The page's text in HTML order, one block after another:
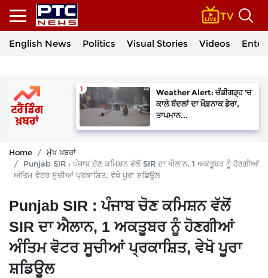
English News Politics Visual Stories Videos
Weather Alert: ਚੰਡੀਗੜ੍ਹ 'ਚ
ਕਾਲੇ ਬੱਦਲਾਂ ਦਾ ਖ਼ੌਫ਼ਨਾਕ ਡੇਰਾ,
ਤਾਪਮਾਨ...
Home
ਮੁੱਖ ਖਬਰਾਂ
Punjab SIR : ਪੰਜਾਬ ਚੋਣ ਕਮਿਸ਼ਨ ਵੱਲੋਂ SIR ਦਾ ਐਲਾਨ, 1 ਅਕਤੂਬਰ ਨੂੰ ਹੋਣਗੀਆਂ
ਅੰਤਿਮ ਵੋਟਰ ਸੂਚੀਆਂ ਪ੍ਰਕਾਸ਼ਿਤ, ਵੇਖੋ ਪੂਰਾ ਸ਼ਡਿਊਲ
Punjab SIR : ਪੰਜਾਬ ਚੋਣ ਕਮਿਸ਼ਨ ਵੱਲੋਂ
SIR ਦਾ ਐਲਾਨ, 1 ਅਕਤੂਬਰ ਨੂੰ ਹੋਣਗੀਆਂ
ਅੰਤਿਮ ਵੋਟਰ ਸੂਚੀਆਂ ਪ੍ਰਕਾਸ਼ਿਤ, ਵੇਖੋ ਪੂਰਾ
ਸ਼ਡਿਊਲ